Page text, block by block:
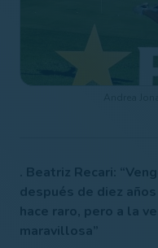
. Beatriz Recari:
después de diez años
hace raro, pero a la
maravillosa”